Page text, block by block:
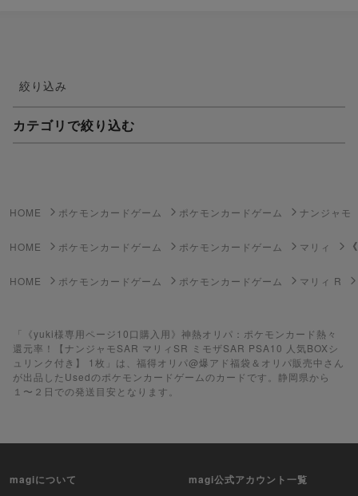
絞り込み
カテゴリで絞り込む
ポケカ（未開封BOX）
遊戯王（未開封BOX）
遊戯王（未開封パック）
デュエル・マスターズ
HOME ポケモンカードゲーム ポケモンカードゲーム ナンジャモ
HOME ポケモンカードゲーム ポケモンカードゲーム マリィ
HOME ポケモンカードゲーム ポケモンカードゲーム マリィ R
「《yuki様専用ページ10口購入用》神熱オリパ：ポケモンカード熱々
還元率！【ナンジャモSAR マリィSR ミモザSAR PSA10 人気BOXシ
ュリンク付き】 1枚」は、福得オリパ@爆アド福袋＆オリパ販売中さん
が出品したUsedのポケモンカードゲームのカードです。静岡県から
１〜２日での発送目安となります。
magiについて magi公式アカウント一覧